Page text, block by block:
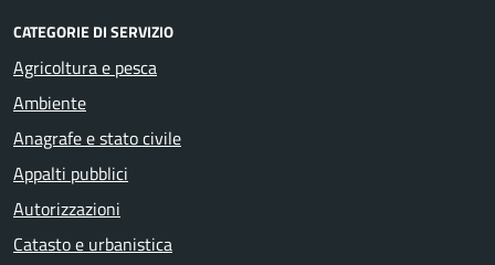
CATEGORIE DI SERVIZIO
Agricoltura e pesca
Ambiente
Anagrafe e stato civile
Appalti pubblici
Autorizzazioni
Catasto e urbanistica